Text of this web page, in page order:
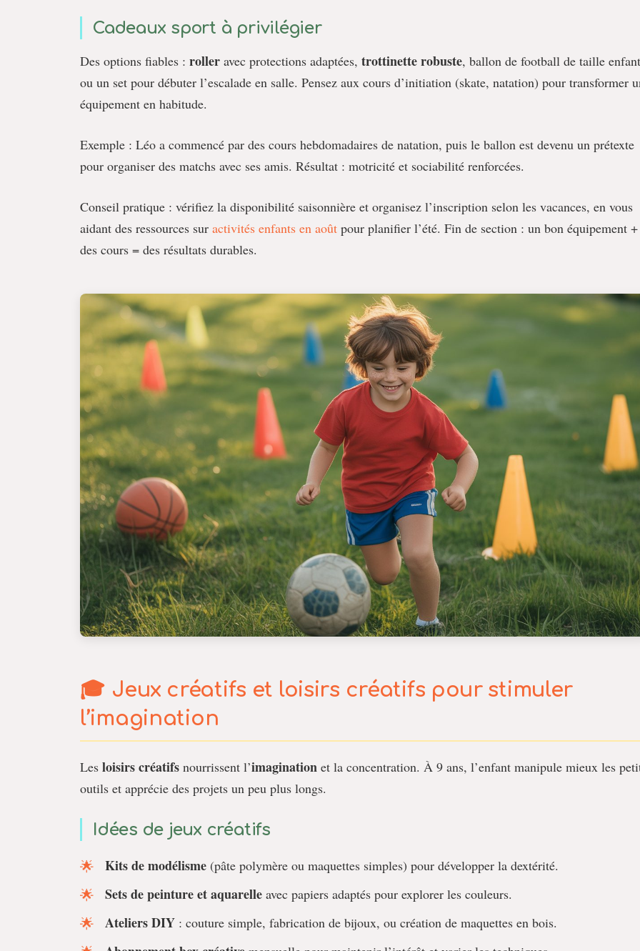
Cadeaux sport à privilégier
Des options fiables : roller avec protections adaptées, trottinette robuste, ballon de football de taille
ou un set pour débuter l’escalade en salle. Pensez aux cours d’initiation (skate, natation) pour transformer
équipement en habitude.
Exemple : Léo a commencé par des cours hebdomadaires de natation, puis le ballon est devenu un prétexte
pour organiser des matchs avec ses amis. Résultat : motricité et sociabilité renforcées.
Conseil pratique : vérifiez la disponibilité saisonnière et organisez l’inscription selon les vacances, en vous
aidant des ressources sur activités enfants en août pour planifier l’été. Fin de section : un bon équipement +
des cours = des résultats durables.
Jeux créatifs et loisirs créatifs pour stimuler
l’imagination
Les loisirs créatifs nourrissent l’imagination et la concentration. À 9 ans, l’enfant manipule mieux les
outils et apprécie des projets un peu plus longs.
Idées de jeux créatifs
Kits de modélisme (pâte polymère ou maquettes simples) pour développer la dextérité.
Sets de peinture et aquarelle avec papiers adaptés pour explorer les couleurs.
Ateliers DIY : couture simple, fabrication de bijoux, ou création de maquettes en bois.